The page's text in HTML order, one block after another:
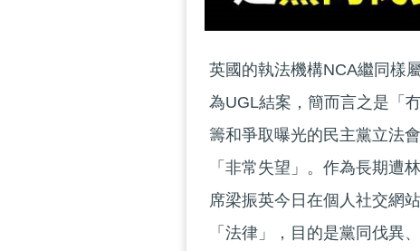
英國的執法機構NCA繼同樣
為UGL結案，簡而言之是「
籌和爭取曝光的民主黨立法
「非常失望」。作為長期遭
席梁振英今日在個人社交網
「法律」，目的是黨同伐異